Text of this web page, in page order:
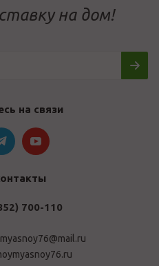
на дом!
на связи
700-110